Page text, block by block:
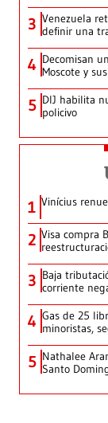
3 Venezuela
definir una
4 Decomisan
Moscote y
5 DIJ habilita
policivo
1 Vinícius
2 Visa compra
3 Baja
corriente
4 Gas de 25
minoristas,
5 Nathalee
Santo